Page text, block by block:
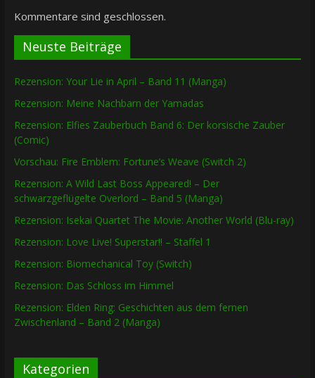
Kommentare sind geschlossen.
Neuste Beiträge
Rezension: Your Lie in April – Band 11 (Manga)
Rezension: Meine Nachbarn der Yamadas
Rezension: Elfies Zauberbuch Band 6: Der korsische Zauber
(Comic)
Vorschau: Fire Emblem: Fortune’s Weave (Switch 2)
Rezension: A Wild Last Boss Appeared! – Der
schwarzgeflügelte Overlord – Band 5 (Manga)
Rezension: Isekai Quartet The Movie: Another World (Blu-ray)
Rezension: Love Live! Superstar!! – Staffel 1
Rezension: Biomechanical Toy (Switch)
Rezension: Das Schloss im Himmel
Rezension: Elden Ring: Geschichten aus dem fernen
Zwischenland – Band 2 (Manga)
Kategorien